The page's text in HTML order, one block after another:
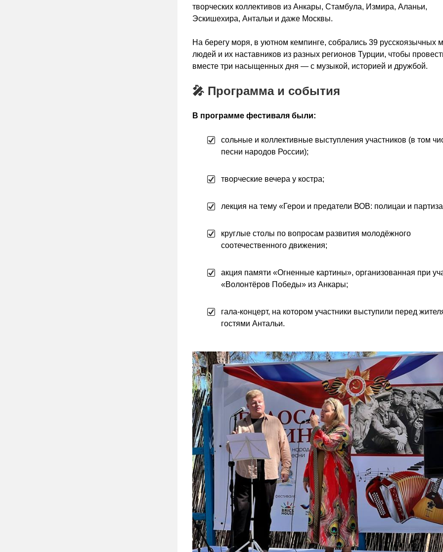
творческих коллективов из Анкары, Стамбула, Измира, Аланьи,
Эскишехира, Антальи и даже Москвы.
На берегу моря, в уютном кемпинге, собрались 39 русскоязычных
людей и их наставников из разных регионов Турции, чтобы
вместе три насыщенных дня — с музыкой, историей и дружбой.
🎤 Программа и события
В программе фестиваля были:
сольные и коллективные выступления участников (в том
песни народов России);
творческие вечера у костра;
лекция на тему «Герои и предатели ВОВ: полицаи и
круглые столы по вопросам развития молодёжного
соотечественного движения;
акция памяти «Огненные картины», организованная при
«Волонтёров Победы» из Анкары;
гала-концерт, на котором участники выступили перед
гостями Антальи.